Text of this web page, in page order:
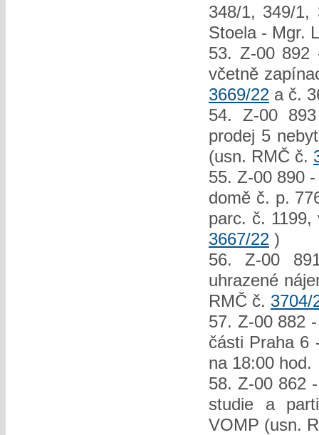
348/1, 349/
Stoela - Mgr.
53. Z-00 892
včetně
3669/22 a č.
54. Z-00
prodej 5
(usn. RMČ č.
55. Z-00 890
domě č. p.
parc. č.
3667/22 )
56. Z-00
uhrazené
RMČ č. 3704/
57. Z-00 882
části Praha 6
na 18:00 hod.
58. Z-00 862
studie a
VOMP (usn.